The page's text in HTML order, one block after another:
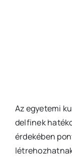
Az egyetemi
delfinek
érdekében